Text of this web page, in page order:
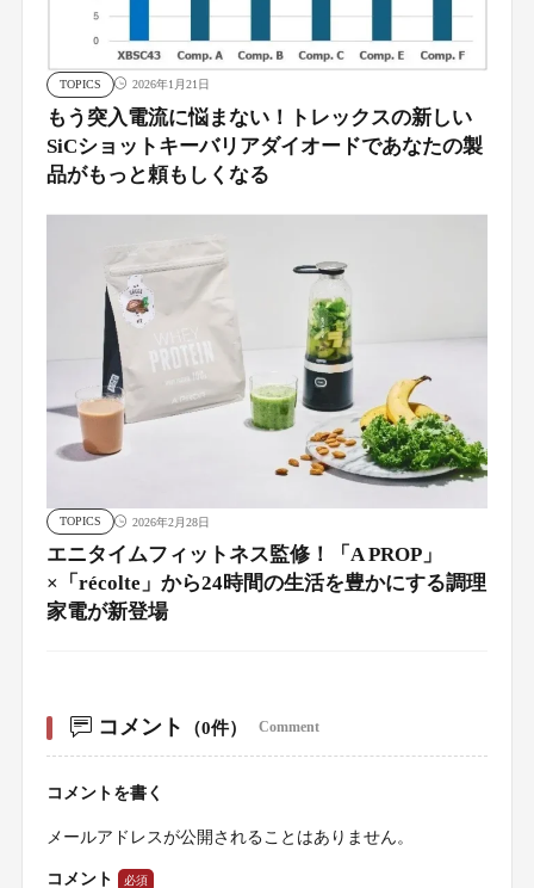
TOPICS 2026年1月21日
もう突入電流に悩まない！トレックスの新しい
SiCショットキーバリアダイオードであなたの製
品がもっと頼もしくなる
TOPICS 2026年2月28日
エニタイムフィットネス監修！「A PROP」
×「récolte」から24時間の生活を豊かにする調理
家電が新登場
コメント （0件） Comment
コメントを書く
メールアドレスが公開されることはありません。
コメント